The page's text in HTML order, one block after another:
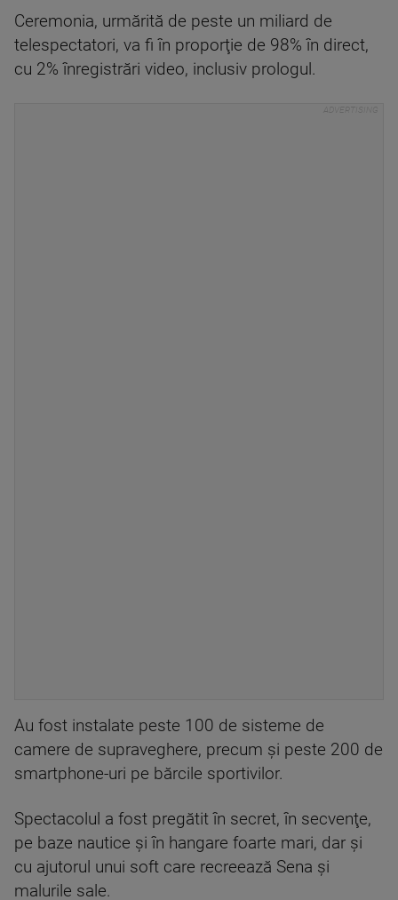
Ceremonia, urmărită de peste un miliard de
telespectatori, va fi în proporţie de 98% în direct,
cu 2% înregistrări video, inclusiv prologul.
Au fost instalate peste 100 de sisteme de
camere de supraveghere, precum şi peste 200 de
smartphone-uri pe bărcile sportivilor.
Spectacolul a fost pregătit în secret, în secvenţe,
pe baze nautice şi în hangare foarte mari, dar şi
cu ajutorul unui soft care recreează Sena şi
malurile sale.